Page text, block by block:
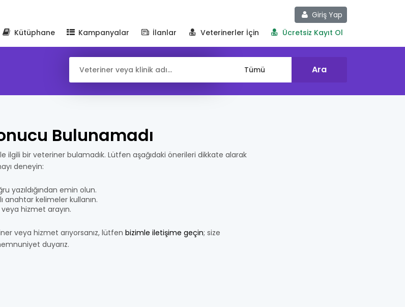
Giriş Yap
Kütüphane
Kampanyalar İlanlar Veterinerler İçin Ücretsiz Kayıt Ol
Bulunamadı
ilgili bir veteriner bulamadık. Lütfen aşağıdaki önerileri dikkate alarak
deneyin:
yazıldığından emin olun.
anahtar kelimeler kullanın.
veya hizmet arayın.
veya hizmet arıyorsanız, lütfen bizimle iletişime geçin; size
duyarız.